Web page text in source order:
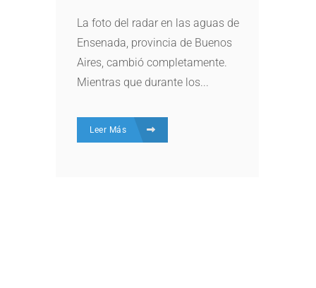
La foto del radar en las aguas de
Ensenada, provincia de Buenos
Aires, cambió completamente.
Mientras que durante los...
Leer Más